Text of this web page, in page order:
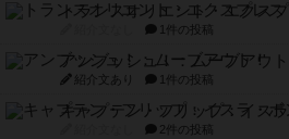
トランスオリエント・エクス
1件の投稿
アンブッシュ！：ムーブアウト
紹介文あり 1件の投稿
キャプテン・フリップ：イス
2件の投稿